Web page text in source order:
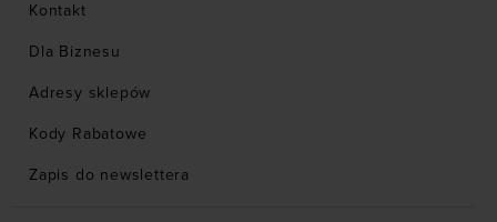
Kontakt
Dla Biznesu
Adresy sklepów
Kody Rabatowe
Zapis do newslettera